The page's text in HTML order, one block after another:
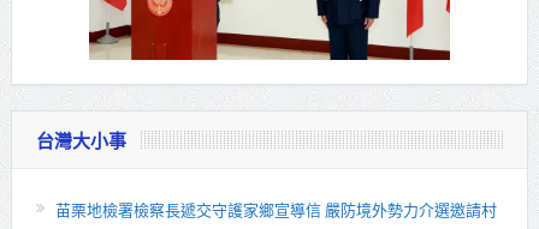
台灣大小事
苗栗地檢署檢察長遞交守護家鄉宣導信 嚴防境外勢力介選邀請村